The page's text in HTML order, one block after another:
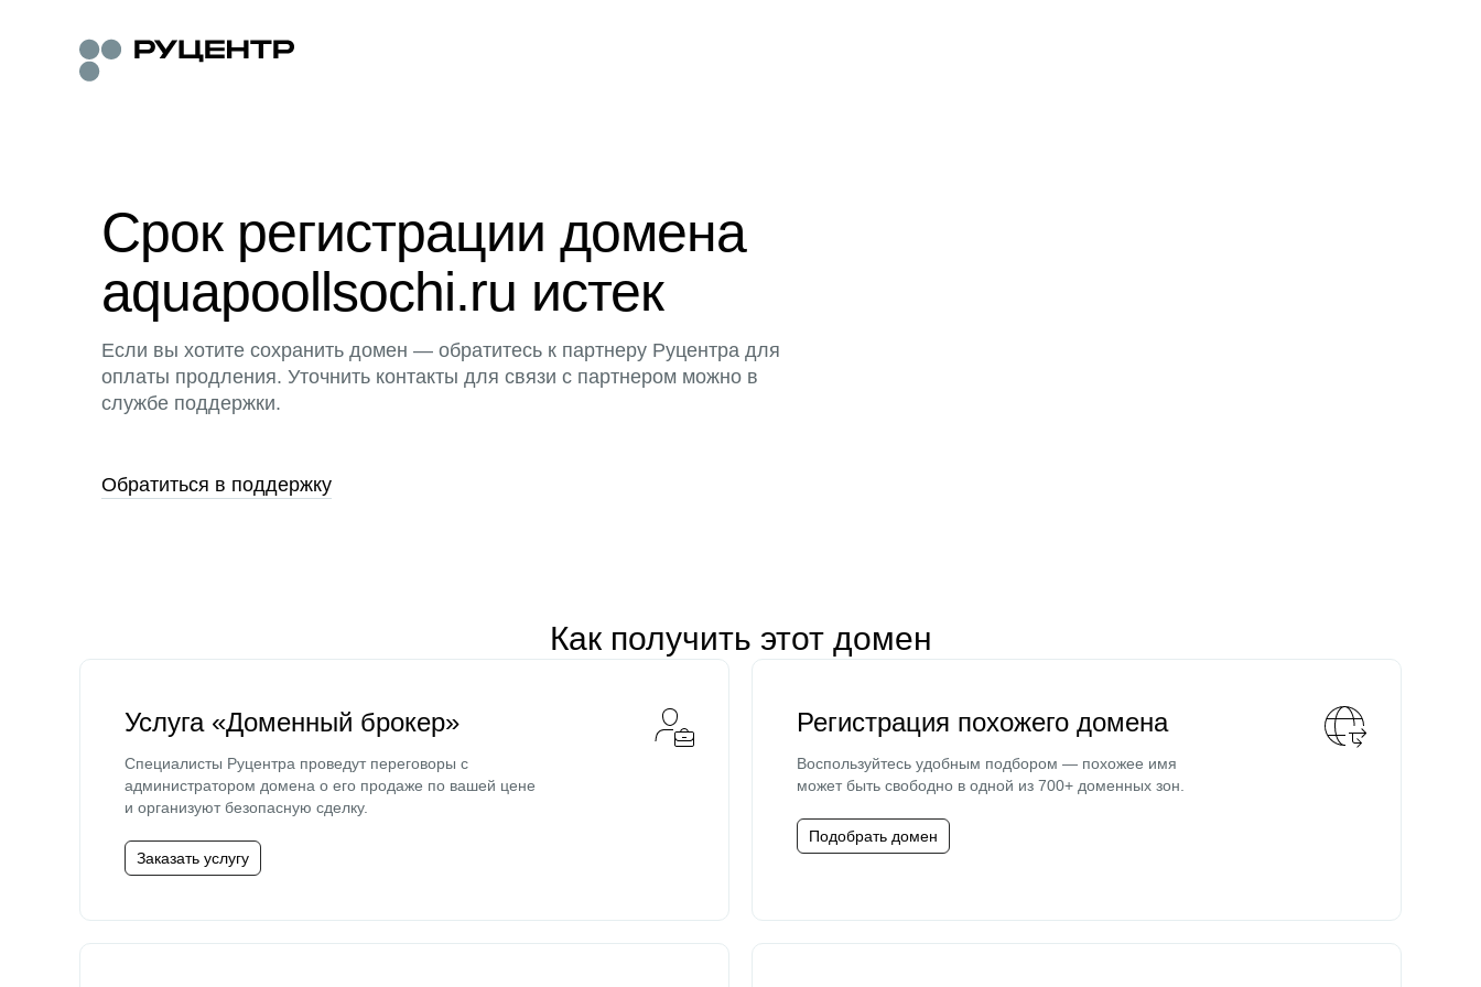
Срок регистрации домена
aquapoollsochi.ru истек
Если вы хотите сохранить домен — обратитесь к партнеру Руцентра для
оплаты продления. Уточнить контакты для связи с партнером можно в
службе поддержки.
Обратиться в поддержку
Как получить этот домен
Услуга «Доменный брокер»
Специалисты Руцентра проведут переговоры с
администратором домена о его продаже по вашей цене
и организуют безопасную сделку.
Заказать услугу
Регистрация похожего домена
Воспользуйтесь удобным подбором — похожее имя
может быть свободно в одной из 700+ доменных зон.
Подобрать домен